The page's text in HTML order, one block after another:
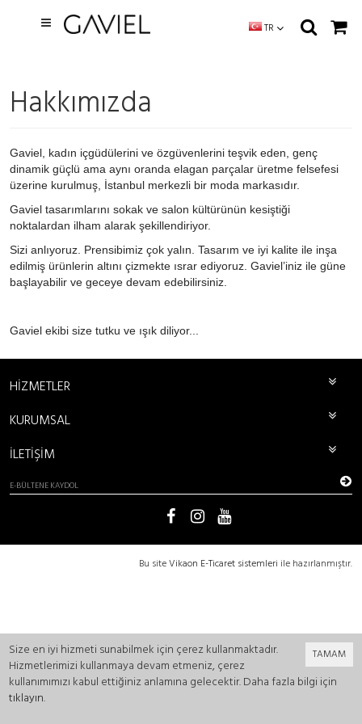
TR
Hakkımızda
Gaviel, kadın içgüdülerini ve özgüvenlerini teşvik eden, genç
dinamik güçlü ama aynı oranda elagan parçalar üretme felsefesi
üzerine kurulmuş, İstanbul merkezli bir moda markasıdır.
Gaviel tasarımlarını sokak ve salon kültürünün kesiştiği
noktalardan ilham alarak şekillendiriyor.
Sizi anlıyoruz. Prensibimiz çok yalın. Tasarım ve iyi kalite ile inşa
edilmiş ürünlerin altını çizmekte ısrar ediyoruz. Gaviel’iniz ile güne
başlayabilir ve geceye devam edebilirsiniz.
Gaviel ekibi size tutku ve ışık diliyor...
HİZMETLER
KURUMSAL
İLETİŞİM
Bu siteVikaon E-Ticaret sistemleri ile hazırlanmıştır.
TAMAM
Size en iyi hizmeti sunabilmek için çerez kullanmaktadır.
Hizmetlerimizi kullanmaya devam etmeniz, çerez
kullanımımızı kabul ettiğiniz anlamına gelecektir. Daha fazla bilgi için
tıklayın.